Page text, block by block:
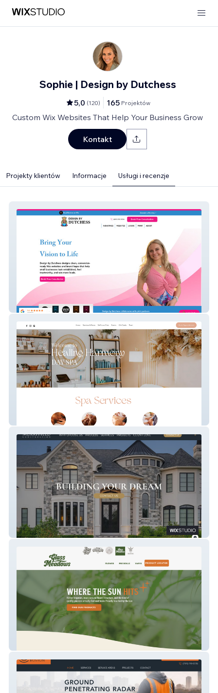
Sophie | Design by Dutchess
5,0 (120) 165 Projektów
Custom Wix Websites That Help Your Business Grow
Kontakt
Projekty klientów Informacje Usługi i recenzje
Design By Dutchess
Advanced Website
Merryfield Construction